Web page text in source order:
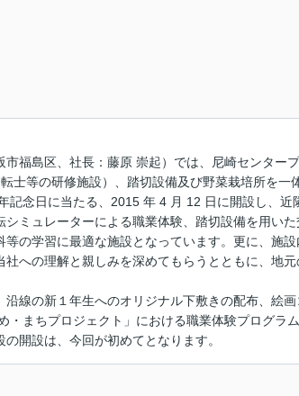
市福島区、社長：藤原 崇起）では、尼崎センター
士等の研修施設）、踏切設備及び野菜栽培所を
記念日に当たる、2015 年 4 月 12 日に開設し、近
シミュレーターによる職業体験、踏切設備を用い
の学習に最適な施設となっています。更に、施
への理解と親しみを深めてもらうとともに、地
線の新１年生へのオリジナル下敷きの配布、絵
・まちプロジェクト」における職業体験プログラ
開設は、今回が初めてとなります。